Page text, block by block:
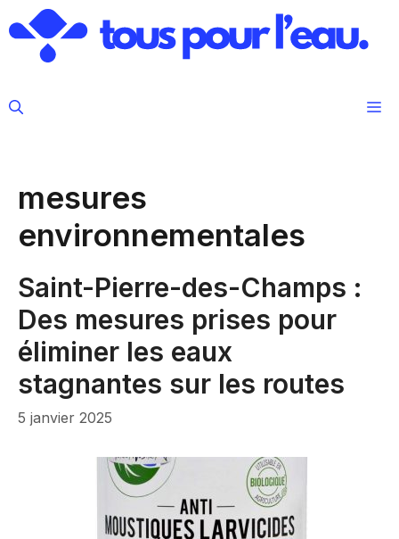
au
contenu
mesures
environnementales
Saint-Pierre-des-Champs :
Des mesures prises pour
éliminer les eaux
stagnantes sur les routes
5 janvier 2025